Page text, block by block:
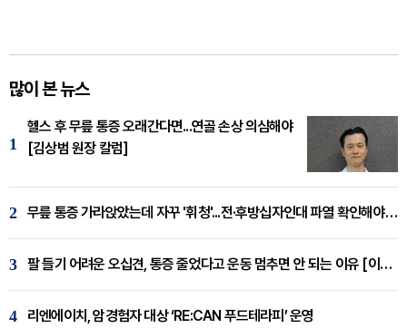
많이 본 뉴스
1
헬스 후 무릎 통증 오래간다면...연골 손상 의심해야
[김상범 원장 칼럼]
2 무릎 통증 가라앉았는데 자꾸 '휘청'...전·후방십자인대 파열 확인해야 [곽우경 원장 칼럼]
3 팔 들기 어려운 오십견, 통증 줄었다고 운동 멈추면 안 되는 이유 [이병욱 원장 칼럼]
4 리엔에이치, 암경험자 대상 ‘RE:CAN 푸드테라피’ 운영